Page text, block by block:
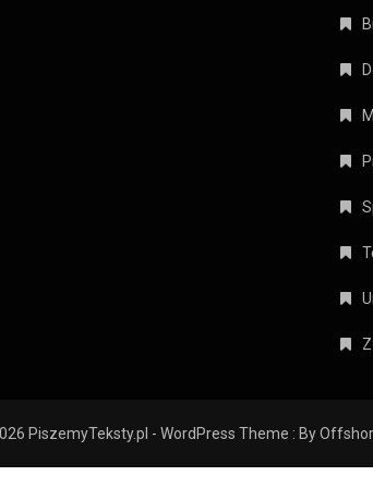
PiszemyTeksty.pl - WordPress Theme : By